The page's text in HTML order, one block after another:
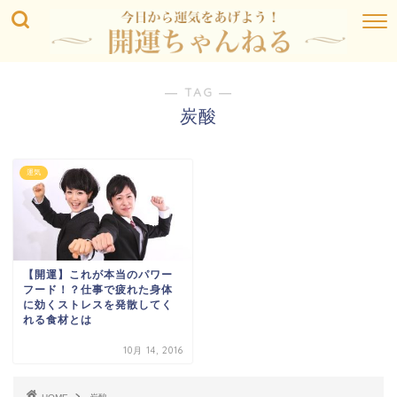
― TAG ―
炭酸
運気
【開運】これが本当のパワー
フード！？仕事で疲れた身体
に効くストレスを発散してく
れる食材とは
10月 14, 2016